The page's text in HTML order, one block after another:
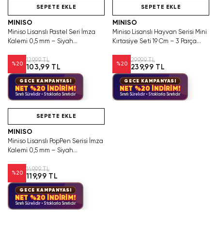
SEPETE EKLE
MINISO
Miniso Lisanslı Pastel Seri İmza
Kalemi 0,5 mm – Siyah
%20
129,99 TL
103,99 TL
GECE KAMPANYASI
NET %20 İNDİRİM!
Sınırlı Sürelidir • Stoklarla Sınırlıdır
SEPETE EKLE
MINISO
Miniso Lisanslı Hayvan Serisi Mini
Kırtasiye Seti 19 Cm – 3 Parça
%20
299,99 TL
239,99 TL
GECE KAMPANYASI
NET %20 İNDİRİM!
Sınırlı Sürelidir • Stoklarla Sınırlıdır
SEPETE EKLE
MINISO
Miniso Lisanslı PopPen Serisi İmza
Kalemi 0,5 mm – Siyah
%20
149,99 TL
119,99 TL
GECE KAMPANYASI
NET %20 İNDİRİM!
Sınırlı Sürelidir • Stoklarla Sınırlıdır